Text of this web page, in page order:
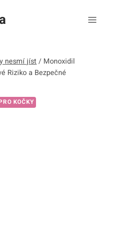
nesmí jíst / Monoxidil
Riziko a Bezpečné
KOČKY